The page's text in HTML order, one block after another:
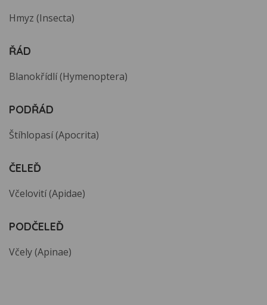
Hmyz (Insecta)
ŘÁD
Blanokřídlí (Hymenoptera)
PODŘÁD
Štíhlopasí (Apocrita)
ČELEĎ
Včelovití (Apidae)
PODČELEĎ
Včely (Apinae)